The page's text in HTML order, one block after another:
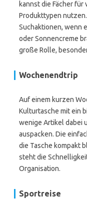
kannst die Fächer
Produkttypen
Suchaktionen, wenn
oder Sonnencreme
große Rolle,
Wochenendtrip
Auf einem kurzen
Kulturtasche mit ein
wenige Artikel dabei
auspacken. Die
die Tasche kompakt
steht die
Organisation.
Sportreise